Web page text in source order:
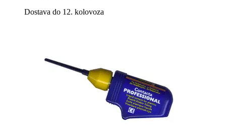
Dostava do 12. kolovoza